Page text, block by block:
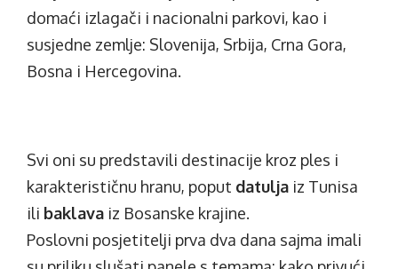
domaći izlagači i nacionalni parkovi, kao i
susjedne zemlje: Slovenija, Srbija, Crna Gora,
Bosna i Hercegovina.
Svi oni su predstavili destinacije kroz ples i
karakterističnu hranu, poput datulja iz Tunisa
ili baklava iz Bosanske krajine.
Poslovni posjetitelji prva dva dana sajma imali